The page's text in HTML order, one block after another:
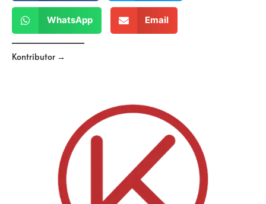
WhatsApp Email
Kontributor →